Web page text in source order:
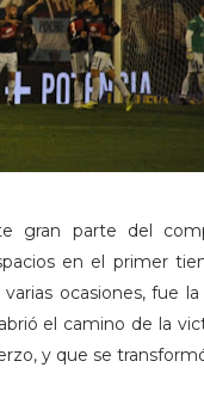
gran parte del
en el primer
ocasiones, fue
el camino de la
y que se